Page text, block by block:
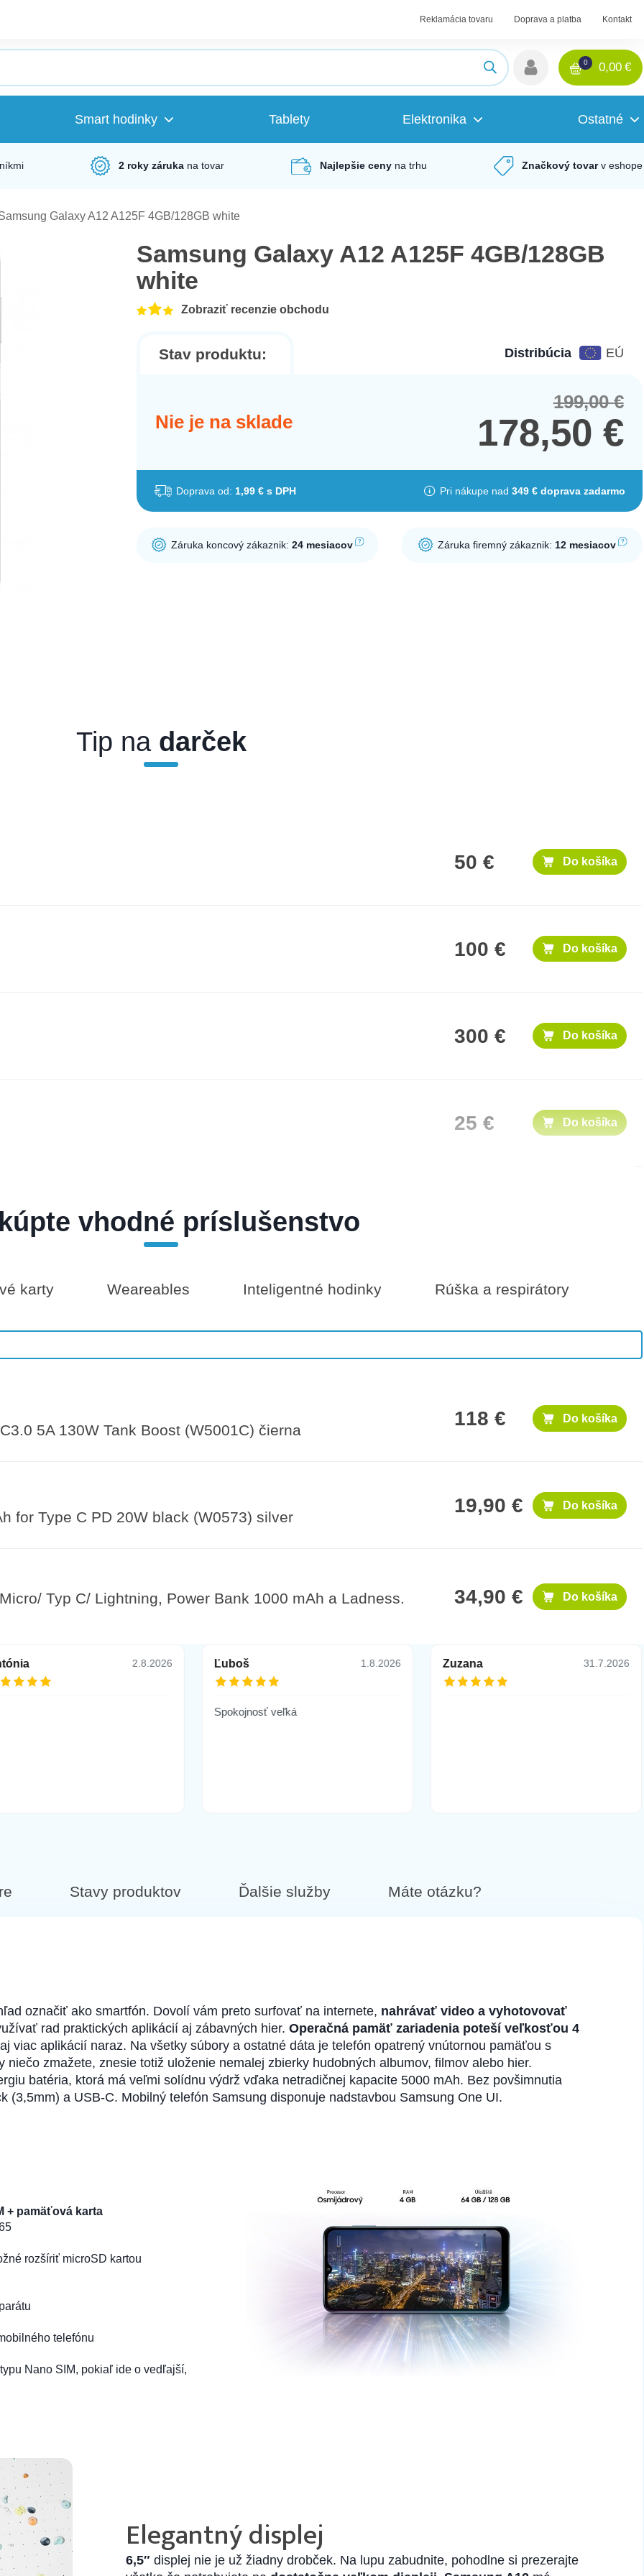
Reklamácia tovaru Doprava a platba Kontakt
0 0,00 €
Smart hodinky Tablety Elektronika Ostatné
2 roky záruka na tovar Najlepšie ceny na trhu Značkový tovar v eshope
Galaxy A12 A125F 4GB/128GB white
Samsung Galaxy A12 A125F 4GB/128GB
white
Zobraziť recenzie obchodu
Stav produktu: Distribúcia EÚ
Nie je na sklade
199,00€
178,50 €
Doprava od: 1,99 € s DPH Pri nákupe nad 349 € doprava zadarmo
Záruka koncový zákaznik:24 mesiacov Záruka firemný zákaznik: 12 mesiacov
Tip nadarček
50 € Do košíka
100 € Do košíka
300 € Do košíka
25 € Do košíka
500 € Do košíka
vhodné príslušenstvo
karty Weareables Inteligentné hodinky Rúška a respirátory
5A 130W Tank Boost (W5001C) čierna
118 € Do košíka
for Type C PD 20W black (W0573) silver
19,90 € Do košíka
Typ C/ Lightning, Power Bank 1000 mAh a Ladness.
34,90 € Do košíka
2.8.2026 Ľuboš 1.8.2026
Spokojnosť veľká
Zuzana 31.7.2026
Stavy produktov Ďalšie služby Máte otázku?
označiť ako smartfón. Dovolí vám preto surfovať na internete, nahrávať video a vyhotovovať
rad praktických aplikácií aj zábavných hier.Operačná pamäť zariadenia poteší veľkosťou4
viac aplikácií naraz. Na všetky súbory a ostatné dáta je telefón opatrený vnútornou pamäťou s
zmažete, znesie totiž uloženie nemalej zbierky hudobných albumov, filmov alebo hier.
batéria, ktorá má veľmi solídnu výdrž vďaka netradičnej kapacite 5000 mAh. Bez povšimnutia
(3,5mm) a USB-C. Mobilný telefón Samsung disponuje nadstavbou Samsung One UI.
+ pamäťová karta
rozšíriť microSD kartou
telefónu
Nano SIM, pokiaľ ide o vedľajší,
Elegantný displej
6,5″ displej nie je už žiadny drobček. Na lupu zabudnite, pohodlne si prezerajte